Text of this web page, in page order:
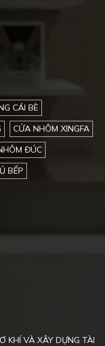
CÁI BÈ
CỬA NHÔM XINGFA
ĐÚC
BẾP
KHÍ VÀ XÂY DỰNG TÀI